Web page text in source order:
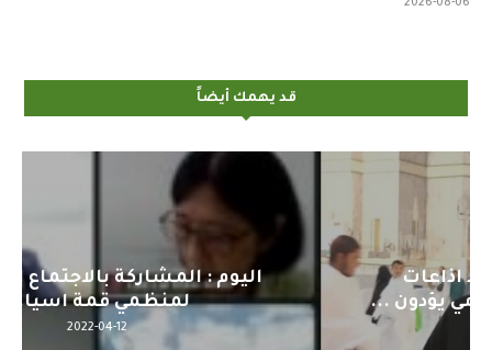
2026-08-06
قد يهمك أيضاً
اليوم : المشاركة بالاجتماع التحضيري
لمنظمي قمة اسيا...
2022-04-12